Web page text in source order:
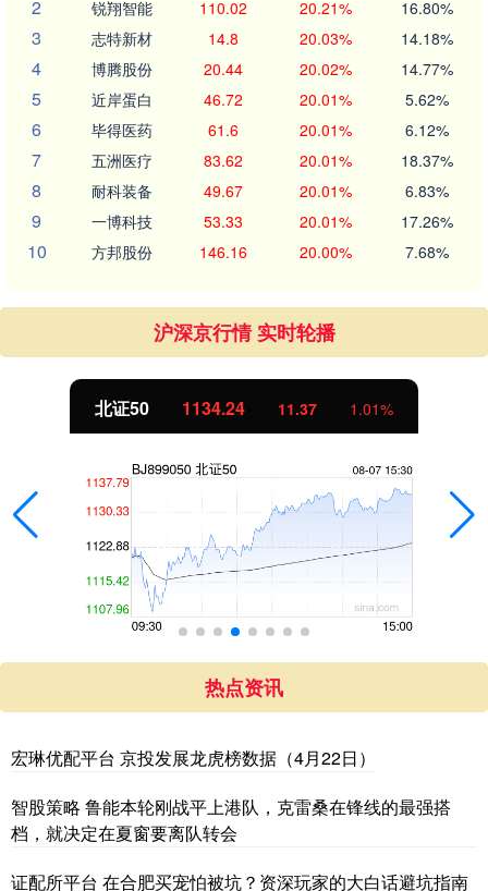
2 锐翔智能 110.02 20.21% 16.80%
3 志特新材 14.8 20.03% 14.18%
4 博腾股份 20.44 20.02% 14.77%
5 近岸蛋白 46.72 20.01% 5.62%
6 毕得医药 61.6 20.01% 6.12%
7 五洲医疗 83.62 20.01% 18.37%
8 耐科装备 49.67 20.01% 6.83%
9 一博科技 53.33 20.01% 17.26%
10 方邦股份 146.16 20.00% 7.68%
沪深京行情 实时轮播
北证50 1134.24 11.37 1.01%
热点资讯
宏琳优配平台 京投发展龙虎榜数据（4月22日）
智股策略 鲁能本轮刚战平上港队，克雷桑在锋线的最强搭
档，就决定在夏窗要离队转会
证配所平台 在合肥买宠怕被坑？资深玩家的大白话避坑指南